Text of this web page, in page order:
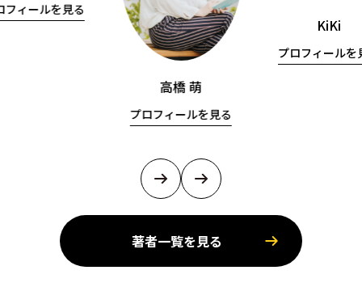
フィールを見る
高橋 萌
プロフィールを見る
KiKi
プロフィールを
著者一覧を見る